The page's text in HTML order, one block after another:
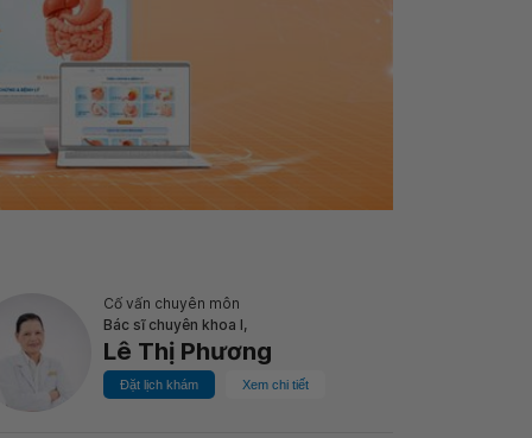
Cố vấn chuyên môn
Bác sĩ chuyên khoa I,
Lê Thị Phương
Đặt lịch khám Xem chi tiết